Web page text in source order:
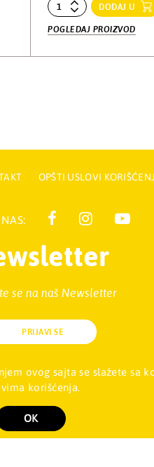
ovog sajta se slažete sa
korišćenja.
OK
DODAJ U
POGLEDAJ PROIZVOD
OPŠTI USLOVI
se na naš Newsletter
Stari Merkator, 11070 NOVI
Sva prava su zadržana. Powered